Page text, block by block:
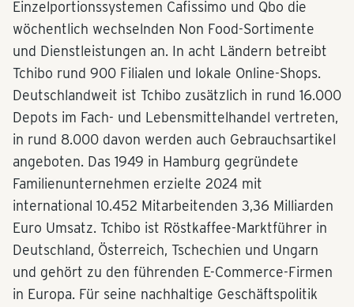
Einzelportionssystemen Cafissimo und Qbo die
wöchentlich wechselnden Non Food-Sortimente
und Dienstleistungen an. In acht Ländern betreibt
Tchibo rund 900 Filialen und lokale Online-Shops.
Deutschlandweit ist Tchibo zusätzlich in rund 16.000
Depots im Fach- und Lebensmittelhandel vertreten,
in rund 8.000 davon werden auch Gebrauchsartikel
angeboten. Das 1949 in Hamburg gegründete
Familienunternehmen erzielte 2024 mit
international 10.452 Mitarbeitenden 3,36 Milliarden
Euro Umsatz. Tchibo ist Röstkaffee-Marktführer in
Deutschland, Österreich, Tschechien und Ungarn
und gehört zu den führenden E-Commerce-Firmen
in Europa. Für seine nachhaltige Geschäftspolitik